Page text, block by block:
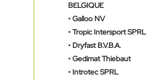
BELGIQUE
•Galloo NV
•Tropic Intersport SPRL
• Dryfast B.V.B.A.
•Gedimat Thiebaut
• Introtec SPRL